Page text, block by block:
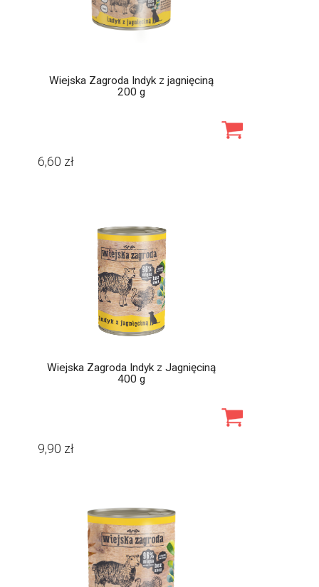
Wiejska Zagroda Indyk z jagnięciną
200 g
6,60 zł
Wiejska Zagroda Indyk z Jagnięciną
400 g
9,90 zł